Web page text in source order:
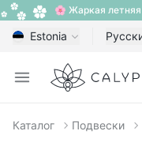
🌸 Жаркая
Estonia
Open menu
Calypso
Каталог Подвески